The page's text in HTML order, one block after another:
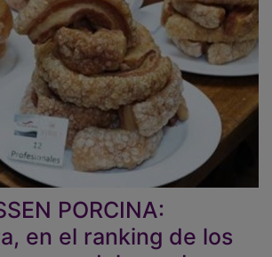
PORCINA:
en el ranking de los
del mundo